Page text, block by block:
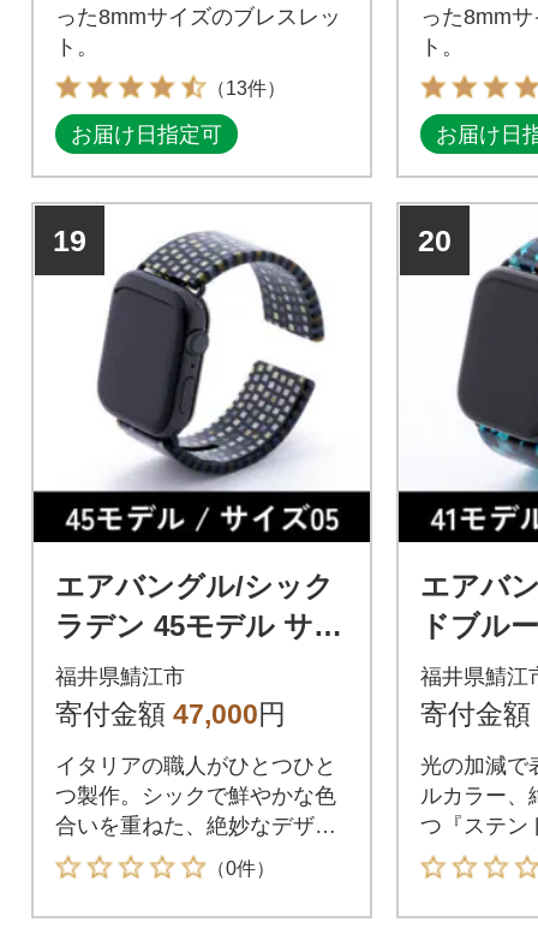
った8mmサイズのブレスレッ
ト。
（13件）
お届け日指定可
った8mm
ト。
お届け日
19
エアバングル/シック
ラデン 45モデル サイ
ズ 05
福井県鯖江市
寄付金額 47,000円
イタリアの職人がひとつひと
つ製作。シックで鮮やかな色
合いを重ねた、絶妙なデザイ
ン。
（0件）
20
エアバ
ドブル
イズ 04
福井県鯖江
寄付金額
光の加減で
ルカラー、
つ『ステン